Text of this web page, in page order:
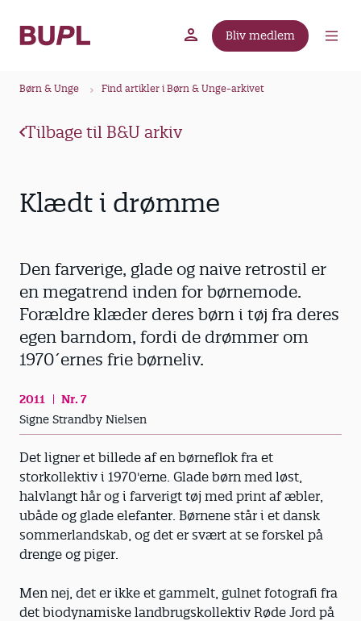
Bliv medlem
Børn & Unge Find artikler i Børn & Unge-arkivet
Tilbage til B&U arkiv
Klædt i drømme
Den farverige, glade og naive retrostil er
en megatrend inden for børnemode.
Forældre klæder deres børn i tøj fra deres
egen barndom, fordi de drømmer om
1970´ernes frie børneliv.
2011
Nr. 7
Signe Strandby Nielsen
Det ligner et billede af en børneflok fra et
storkollektiv i 1970'erne. Glade børn med løst,
halvlangt hår og i farverigt tøj med print af æbler,
ubåde og glade elefanter. Børnene står i et dansk
sommerlandskab, og det er svært at se forskel på
drenge og piger.
Men nej, det er ikke et gammelt, gulnet fotografi fra
det biodynamiske landbrugskollektiv Røde Jord på